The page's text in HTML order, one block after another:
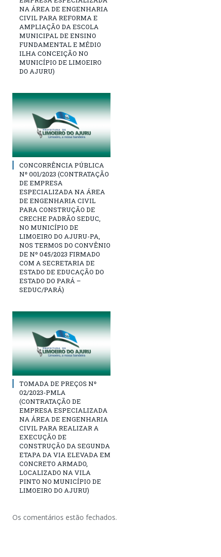
NA ÁREA DE ENGENHARIA
CIVIL PARA REFORMA E
AMPLIAÇÃO DA ESCOLA
MUNICIPAL DE ENSINO
FUNDAMENTAL E MÉDIO
ILHA CONCEIÇÃO NO
MUNICÍPIO DE LIMOEIRO
DO AJURU)
CONCORRÊNCIA PÚBLICA
Nº 001/2023 (CONTRATAÇÃO
DE EMPRESA
ESPECIALIZADA NA ÁREA
DE ENGENHARIA CIVIL
PARA CONSTRUÇÃO DE
CRECHE PADRÃO SEDUC,
NO MUNICÍPIO DE
LIMOEIRO DO AJURU-PA,
NOS TERMOS DO CONVÊNIO
DE Nº 045/2023 FIRMADO
COM A SECRETARIA DE
ESTADO DE EDUCAÇÃO DO
ESTADO DO PARÁ –
SEDUC/PARÁ)
TOMADA DE PREÇOS Nº
02/2023-PMLA
(CONTRATAÇÃO DE
EMPRESA ESPECIALIZADA
NA ÁREA DE ENGENHARIA
CIVIL PARA REALIZAR A
EXECUÇÃO DE
CONSTRUÇÃO DA SEGUNDA
ETAPA DA VIA ELEVADA EM
CONCRETO ARMADO,
LOCALIZADO NA VILA
PINTO NO MUNICÍPIO DE
LIMOEIRO DO AJURU)
Os comentários estão fechados.